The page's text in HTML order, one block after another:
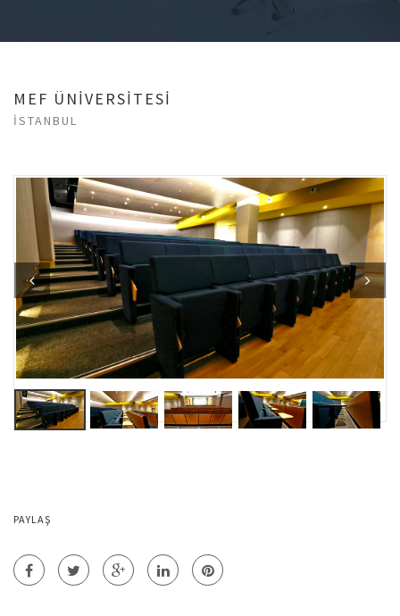
MEF ÜNİVERSİTESİ
İSTANBUL
Previous Next
PAYLAŞ